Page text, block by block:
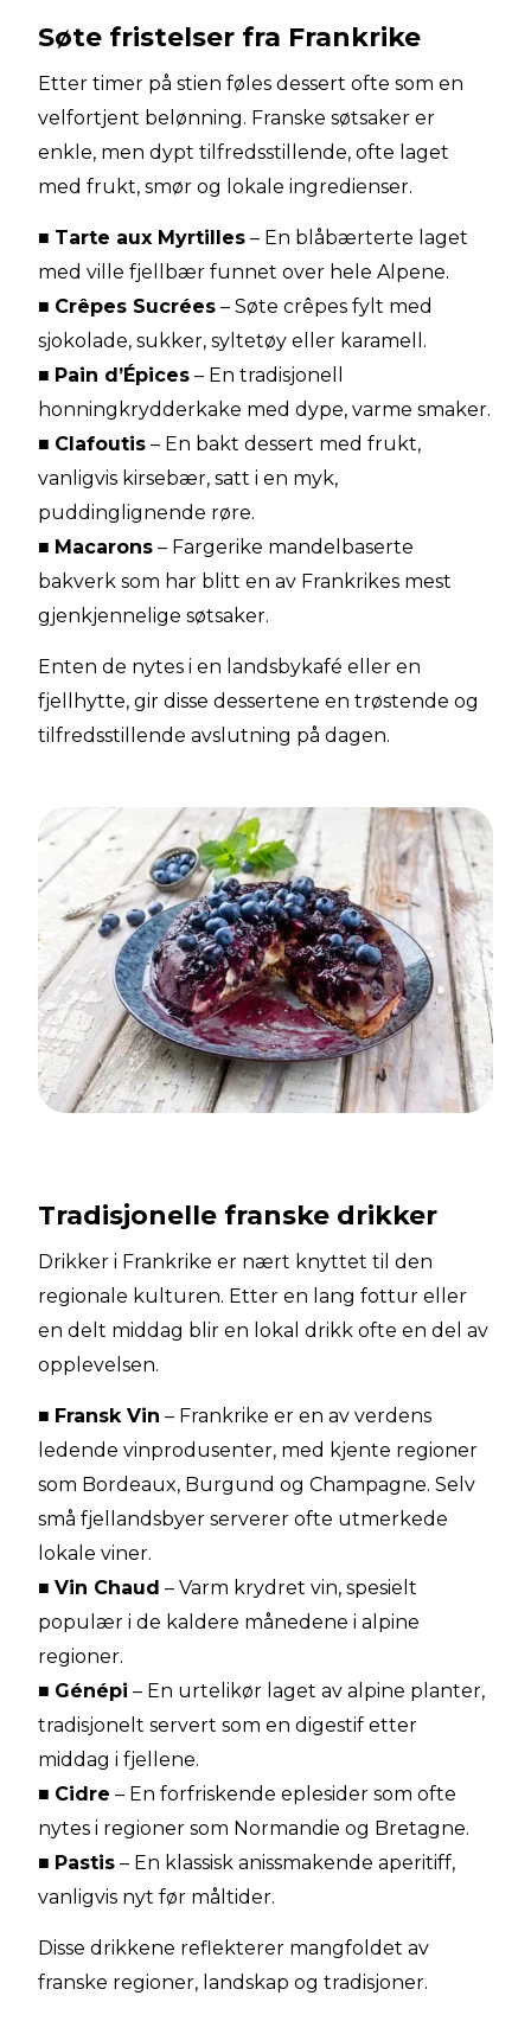
Søte fristelser fra Frankrike
Etter timer på stien føles dessert ofte som en
velfortjent belønning. Franske søtsaker er
enkle, men dypt tilfredsstillende, ofte laget
med frukt, smør og lokale ingredienser.
■ Tarte aux Myrtilles – En blåbærterte laget
med ville fjellbær funnet over hele Alpene.
■ Crêpes Sucrées – Søte crêpes fylt med
sjokolade, sukker, syltetøy eller karamell.
■ Pain d’Épices – En tradisjonell
honningkrydderkake med dype, varme smaker.
■ Clafoutis – En bakt dessert med frukt,
vanligvis kirsebær, satt i en myk,
puddinglignende røre.
■ Macarons – Fargerike mandelbaserte
bakverk som har blitt en av Frankrikes mest
gjenkjennelige søtsaker.
Enten de nytes i en landsbykafé eller en
fjellhytte, gir disse dessertene en trøstende og
tilfredsstillende avslutning på dagen.
Tradisjonelle franske drikker
Drikker i Frankrike er nært knyttet til den
regionale kulturen. Etter en lang fottur eller
en delt middag blir en lokal drikk ofte en del av
opplevelsen.
■ Fransk Vin – Frankrike er en av verdens
ledende vinprodusenter, med kjente regioner
som Bordeaux, Burgund og Champagne. Selv
små fjellandsbyer serverer ofte utmerkede
lokale viner.
■ Vin Chaud – Varm krydret vin, spesielt
populær i de kaldere månedene i alpine
regioner.
■ Génépi – En urtelikør laget av alpine planter,
tradisjonelt servert som en digestif etter
middag i fjellene.
■ Cidre – En forfriskende eplesider som ofte
nytes i regioner som Normandie og Bretagne.
■ Pastis – En klassisk anissmakende aperitiff,
vanligvis nyt før måltider.
Disse drikkene reflekterer mangfoldet av
franske regioner, landskap og tradisjoner.